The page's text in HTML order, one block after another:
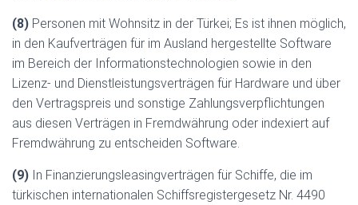
(8) Personen mit Wohnsitz in der Türkei; Es ist ihnen möglich,
in den Kaufverträgen für im Ausland hergestellte Software
im Bereich der Informationstechnologien sowie in den
Lizenz- und Dienstleistungsverträgen für Hardware und über
den Vertragspreis und sonstige Zahlungsverpflichtungen
aus diesen Verträgen in Fremdwährung oder indexiert auf
Fremdwährung zu entscheiden Software.
(9) In Finanzierungsleasingverträgen für Schiffe, die im
türkischen internationalen Schiffsregistergesetz Nr. 4490